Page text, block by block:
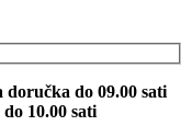
do 09.00 sati
10.00 sati